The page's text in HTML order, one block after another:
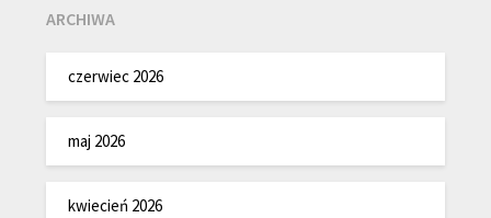
ARCHIWA
czerwiec 2026
maj 2026
kwiecień 2026